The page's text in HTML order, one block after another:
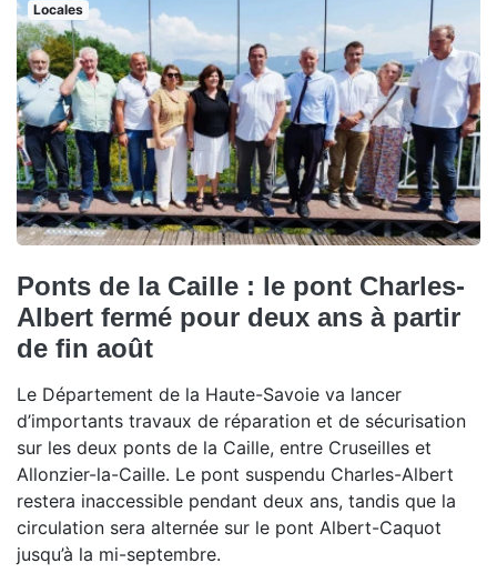
Locales
Ponts de la Caille : le pont Charles-
Albert fermé pour deux ans à partir
de fin août
Le Département de la Haute-Savoie va lancer
d’importants travaux de réparation et de sécurisation
sur les deux ponts de la Caille, entre Cruseilles et
Allonzier-la-Caille. Le pont suspendu Charles-Albert
restera inaccessible pendant deux ans, tandis que la
circulation sera alternée sur le pont Albert-Caquot
jusqu’à la mi-septembre.